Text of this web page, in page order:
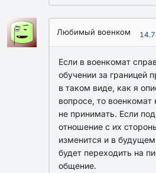
Любимый военком
Если в военкомат
обучении за границей
в таком виде, как я
вопросе, то
не принимать. Если
отношение с их
изменится и в
будет переходить на
общение.